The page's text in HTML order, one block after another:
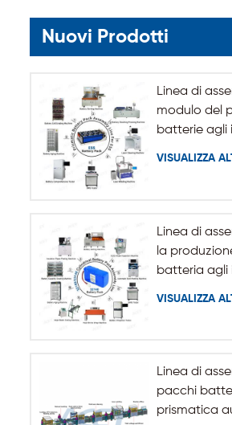
Nuovi Prodotti
Linea di
modulo del
batterie agli
VISUALIZZA
Linea di
la
batteria agli
VISUALIZZA
Linea di
pacchi
prismatica